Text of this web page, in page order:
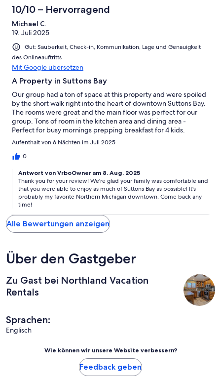
10/10 – Hervorragend
Michael C.
19. Juli 2025
Gut: Sauberkeit, Check-in, Kommunikation, Lage und Genauigkeit
des Onlineauftritts
Mit Google übersetzen
A Property in Suttons Bay
Our group had a ton of space at this property and were spoiled
by the short walk right into the heart of downtown Suttons Bay.
The rooms were great and the main floor was perfect for our
group. Tons of room in the kitchen area and dining area -
Perfect for busy mornings prepping breakfast for 4 kids.
Amenities were fantastic as well. Host was incredibly
Aufenthalt von 6 Nächten im Juli 2025
0
Antwort von VrboOwner am 8. Aug. 2025
Thank you for your review! We're glad your family was comfortable and
that you were able to enjoy as much of Suttons Bay as possible! It's
probably my favorite Northern Michigan downtown. Come back any
time!
Alle Bewertungen anzeigen
Über den Gastgeber
Zu Gast bei Northland Vacation
Rentals
Sprachen:
Englisch
Wie können wir unsere Website verbessern?
Feedback geben